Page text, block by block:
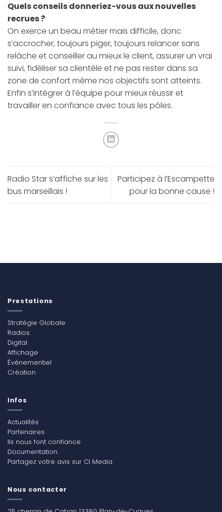
Quels conseils donneriez-vous aux nouvelles
recrues ?
On exerce un beau métier mais difficile, donc
s’accrocher, toujours piger, toujours relancer sans
relâche et conseiller au mieux le client, assurer un vrai
suivi, fidéliser sa clientèle et ne pas rester dans sa
zone de confort même nos objectifs sont atteints.
Enfin s’intégrer à l’équipe pour mieux réussir et
travailler en confiance avec tous les pôles.
Radio Star s’affiche sur les
bus marseillais !
Participez à l’Escampette
pour la bonne cause !
Prestations
Stratégie Globale
Radios
Digital
Affichage
Événementiel
Création
Infos
Actualités
Partenaires
Ils nous font confiance
Documentation
Partagez votre avis sur CI Media
Nous contacter